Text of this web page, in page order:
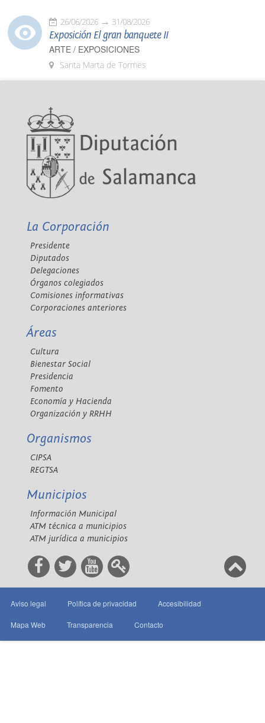
26/06/2026 31/08/2026
Exposición El gran banquete II
ARTE / EXPOSICIONES
Santa Marta de Tormes
La Corporación
Presidente
Diputados
Delegaciones
Órganos colegiados
Comisiones informativas
Corporaciones anteriores
Áreas
Cultura
Bienestar Social
Presidencia
Fomento
Economía y Hacienda
Organización y RRHH
Organismos
CIPSA
REGTSA
Municipios
Información Municipal
ATM técnica a municipios
ATM jurídica a municipios
Aviso legal Política de privacidad Accesibilidad
Mapa Web Transparencia Contacto